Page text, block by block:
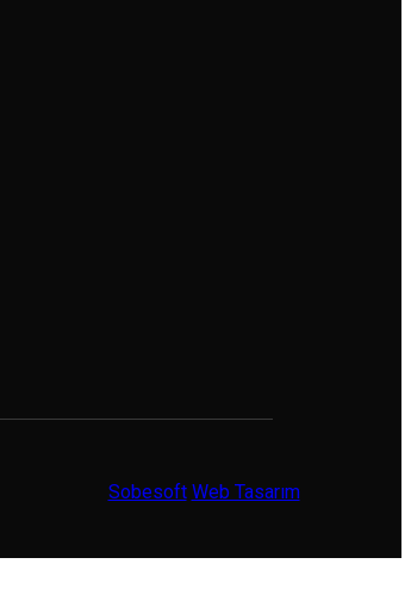
Sobesoft Web Tasarım